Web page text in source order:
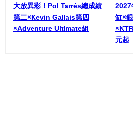
大放異彩！Pol Tarrés總成績
第二×Kevin Gallais第四
×Adventure Ultimate組
2027
缸×
元起